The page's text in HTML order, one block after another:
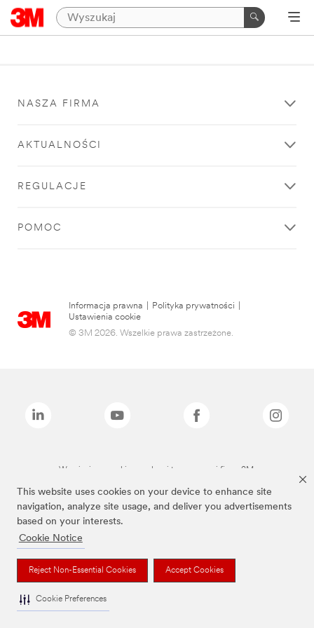
This website uses cookies on your device to enhance site
navigation, analyze site usage, and deliver you advertisements
based on your interests.
Cookie Notice
Reject Non-Essential Cookies Accept Cookies
Cookie Preferences
NASZA FIRMA
AKTUALNOŚCI
REGULACJE
POMOC
Informacja prawna Polityka prywatności
Ustawienia cookie
© 3M 2026. Wszelkie prawa zastrzeżone.
Wymienione marki są znakami towarowymi firmy 3M.